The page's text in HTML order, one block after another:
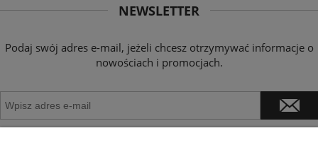
NEWSLETTER
Podaj swój adres e-mail, jeżeli chcesz otrzymywać informacje o
nowościach i promocjach.